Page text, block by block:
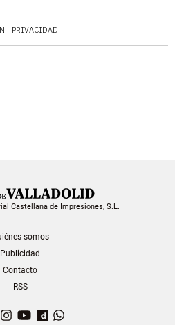
PRIVACIDAD
Castellana de Impresiones, S.L.
somos
Publicidad
Contacto
RSS
TwitterInstagram
YouTubeDailymotion